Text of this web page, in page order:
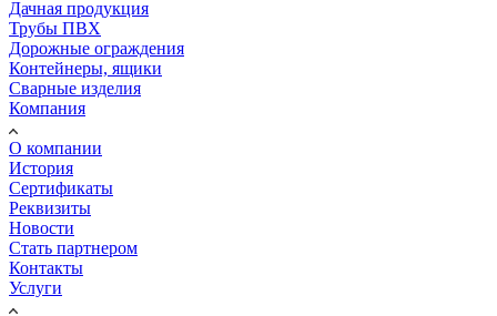
Дачная продукция
Трубы ПВХ
Дорожные ограждения
Контейнеры, ящики
Сварные изделия
Компания
О компании
История
Сертификаты
Реквизиты
Новости
Стать партнером
Контакты
Услуги